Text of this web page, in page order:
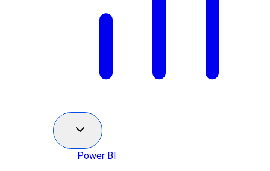
Power BI